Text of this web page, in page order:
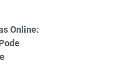
Online: